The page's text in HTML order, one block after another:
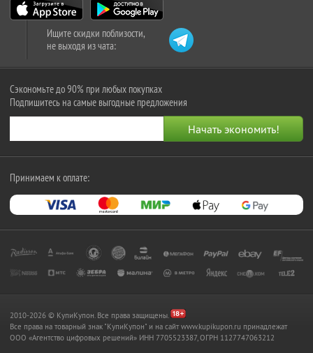
Ищите скидки поблизости,
не выходя из чата:
Сэкономьте до 90% при любых покупках
Подпишитесь на самые выгодные предложения
Принимаем к оплате:
2010-2026 © КупиКупон. Все права защищены.
Все права на товарный знак "КупиКупон" и на сайт www.kupikupon.ru принадлежат
OOO «Агентство цифровых решений» ИНН 7705523387, ОГРН 1127747063212